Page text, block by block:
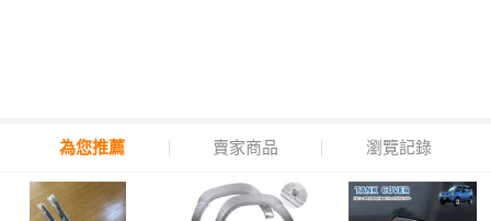
為您推薦 賣家商品 瀏覽記錄